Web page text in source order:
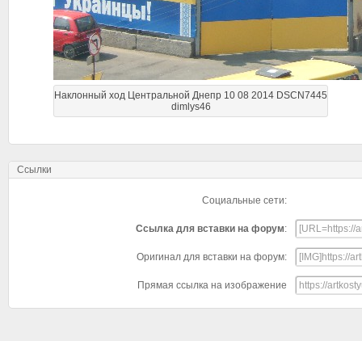
Наклонный ход Центральной Днепр 10 08 2014 DSCN7445
dimlys46
Ссылки
Социальные сети:
Ссылка для вставки на форум:
Оригинал для вставки на форум:
Прямая ссылка на изображение